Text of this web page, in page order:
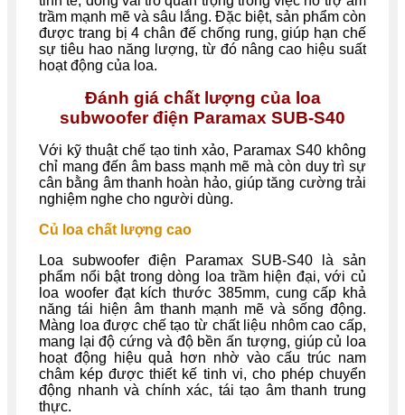
trầm mạnh mẽ và sâu lắng. Đặc biệt, sản phẩm còn
được trang bị 4 chân đế chống rung, giúp hạn chế
sự tiêu hao năng lượng, từ đó nâng cao hiệu suất
hoạt động của loa.
Đánh giá chất lượng của loa
subwoofer điện Paramax SUB-S40
Với kỹ thuật chế tạo tinh xảo, Paramax S40 không
chỉ mang đến âm bass mạnh mẽ mà còn duy trì sự
cân bằng âm thanh hoàn hảo, giúp tăng cường trải
nghiệm nghe cho người dùng.
Củ loa chất lượng cao
Loa subwoofer điện Paramax SUB-S40 là sản
phẩm nổi bật trong dòng loa trầm hiện đại, với củ
loa woofer đạt kích thước 385mm, cung cấp khả
năng tái hiện âm thanh mạnh mẽ và sống động.
Màng loa được chế tạo từ chất liệu nhôm cao cấp,
mang lại độ cứng và độ bền ấn tượng, giúp củ loa
hoạt động hiệu quả hơn nhờ vào cấu trúc nam
châm kép được thiết kế tinh vi, cho phép chuyển
động nhanh và chính xác, tái tạo âm thanh trung
thực.